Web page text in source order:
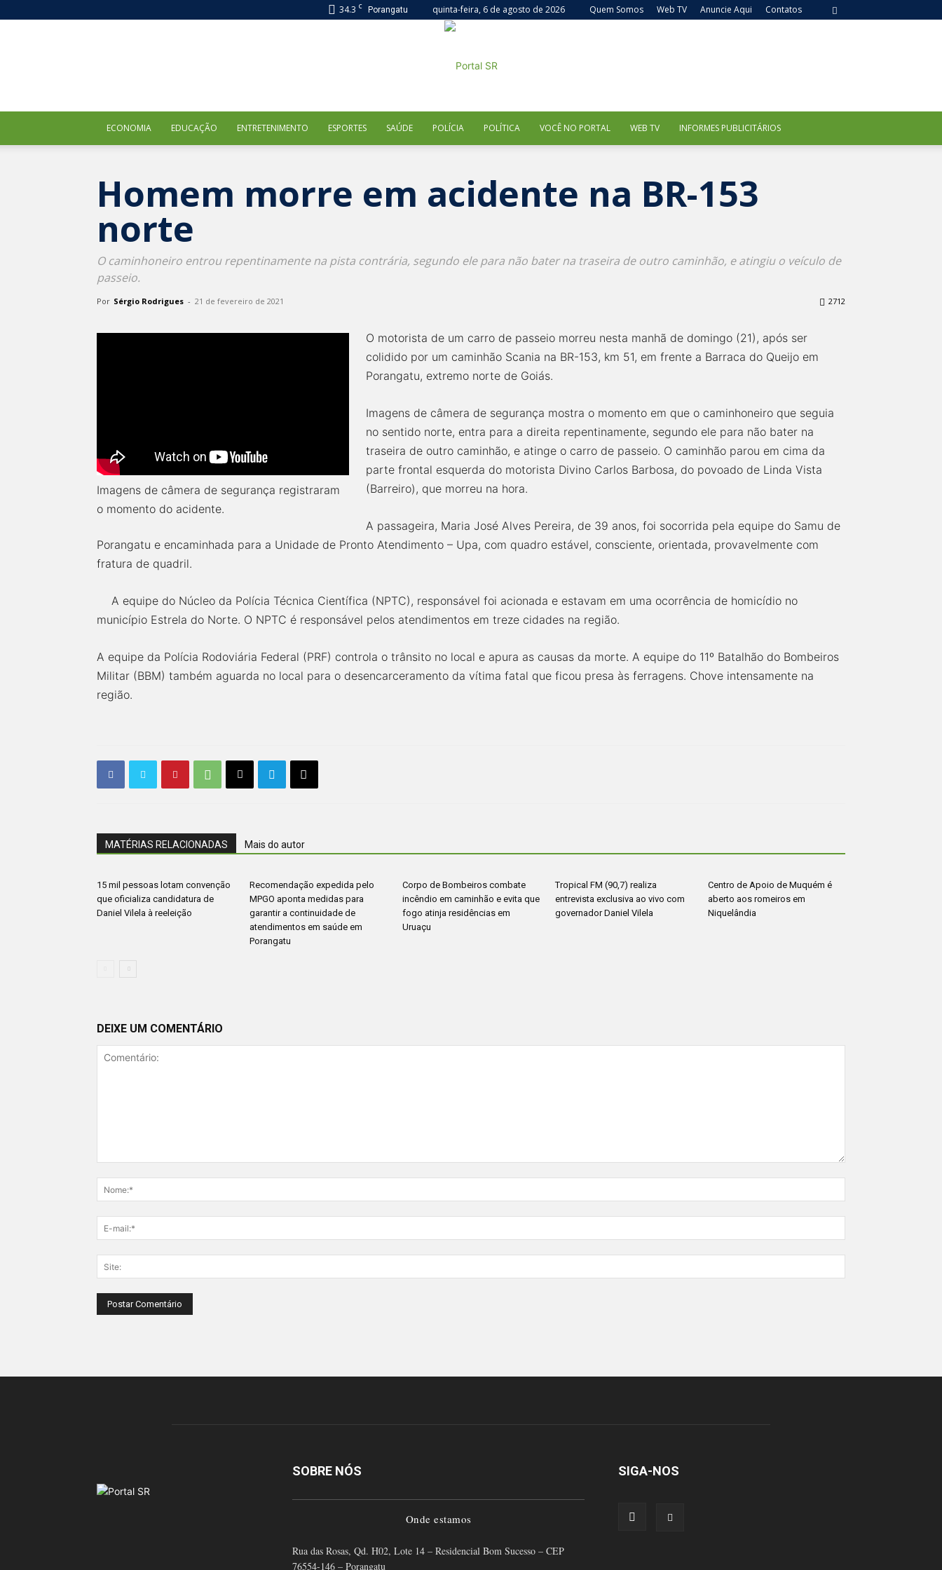
34.3 C Porangatu quinta-feira, 6 de agosto de 2026 Quem Somos Web TV Anuncie Aqui Contatos
ECONOMIA EDUCAÇÃO ENTRETENIMENTO ESPORTES SAÚDE POLÍCIA POLÍTICA VOCÊ NO PORTAL WEB TV INFORMES PUBLICITÁRIOS
Homem morre em acidente na BR-153
norte
O caminhoneiro entrou repentinamente na pista contrária, segundo ele para não bater na traseira de outro caminhão, e atingiu o veículo de
passeio.
Por Sérgio Rodrigues - 21 de fevereiro de 2021 2712
Imagens de câmera de segurança registraram
o momento do acidente.
O motorista de um carro de passeio morreu nesta manhã de domingo (21), após ser
colidido por um caminhão Scania na BR-153, km 51, em frente a Barraca do Queijo em
Porangatu, extremo norte de Goiás.
Imagens de câmera de segurança mostra o momento em que o caminhoneiro que seguia
no sentido norte, entra para a direita repentinamente, segundo ele para não bater na
traseira de outro caminhão, e atinge o carro de passeio. O caminhão parou em cima da
parte frontal esquerda do motorista Divino Carlos Barbosa, do povoado de Linda Vista
(Barreiro), que morreu na hora.
A passageira, Maria José Alves Pereira, de 39 anos, foi socorrida pela equipe do Samu de
Porangatu e encaminhada para a Unidade de Pronto Atendimento – Upa, com quadro estável, consciente, orientada, provavelmente com
fratura de quadril.
A equipe do Núcleo da Polícia Técnica Científica (NPTC), responsável foi acionada e estavam em uma ocorrência de homicídio no
município Estrela do Norte. O NPTC é responsável pelos atendimentos em treze cidades na região.
A equipe da Polícia Rodoviária Federal (PRF) controla o trânsito no local e apura as causas da morte. A equipe do 11º Batalhão do Bombeiros
Militar (BBM) também aguarda no local para o desencarceramento da vítima fatal que ficou presa às ferragens. Chove intensamente na
região.
MATÉRIAS RELACIONADAS Mais do autor
15 mil pessoas lotam convenção
que oficializa candidatura de
Daniel Vilela à reeleição
Recomendação expedida pelo
MPGO aponta medidas para
garantir a continuidade de
atendimentos em saúde em
Porangatu
Corpo de Bombeiros combate
incêndio em caminhão e evita que
fogo atinja residências em
Uruaçu
Tropical FM (90,7) realiza
entrevista exclusiva ao vivo com
governador Daniel Vilela
Centro de Apoio de Muquém é
aberto aos romeiros em
Niquelândia
DEIXE UM COMENTÁRIO
SOBRE NÓS
Onde estamos
Rua das Rosas, Qd. H02, Lote 14 – Residencial Bom Sucesso – CEP
76554-146 – Porangatu
SIGA-NOS